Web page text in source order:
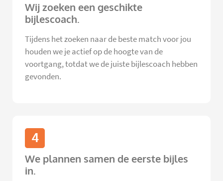
Wij zoeken een geschikte
bijlescoach.
Tijdens het zoeken naar de beste match voor jou
houden we je actief op de hoogte van de
voortgang, totdat we de juiste bijlescoach hebben
gevonden.
4
We plannen samen de eerste bijles
in.